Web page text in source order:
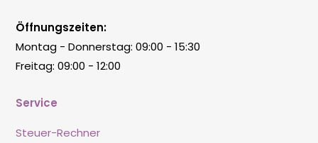
Service
Steuer-Rechner
Öffnungszeiten:
Montag - Donnerstag: 09:00 - 15:30
Freitag: 09:00 - 12:00